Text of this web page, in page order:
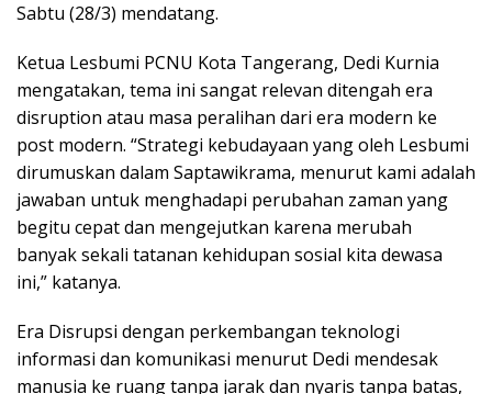
Sabtu (28/3) mendatang.
Ketua Lesbumi PCNU Kota Tangerang, Dedi Kurnia
mengatakan, tema ini sangat relevan ditengah era
disruption atau masa peralihan dari era modern ke
post modern. “Strategi kebudayaan yang oleh Lesbumi
dirumuskan dalam Saptawikrama, menurut kami adalah
jawaban untuk menghadapi perubahan zaman yang
begitu cepat dan mengejutkan karena merubah
banyak sekali tatanan kehidupan sosial kita dewasa
ini,” katanya.
Era Disrupsi dengan perkembangan teknologi
informasi dan komunikasi menurut Dedi mendesak
manusia ke ruang tanpa jarak dan nyaris tanpa batas,